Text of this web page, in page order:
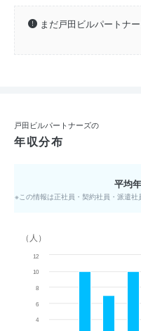
まだ戸田ビルパートナ
戸田ビルパートナーズの
年収分布
平均
※この情報は正社員・契約社員・派遣社
（人）
4
6
8
10
12